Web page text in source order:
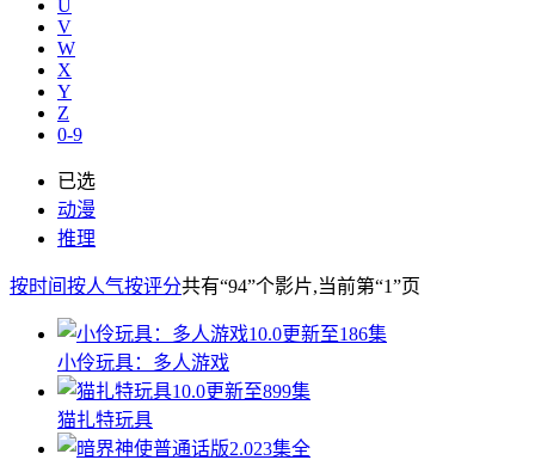
U
V
W
X
Y
Z
0-9
已选
动漫
推理
按时间按人气按评分共有“94”个影片,当前第“1”页
10.0更新至186集
小伶玩具：多人游戏
10.0更新至899集
猫扎特玩具
2.023集全